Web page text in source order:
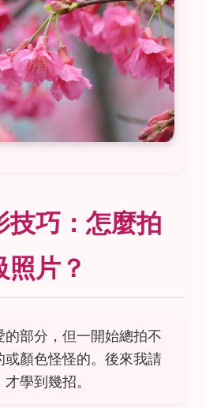
技巧：怎麼拍
照片？
的部分，但一開始總拍不
或顏色怪怪的。後來我請
學到幾招。